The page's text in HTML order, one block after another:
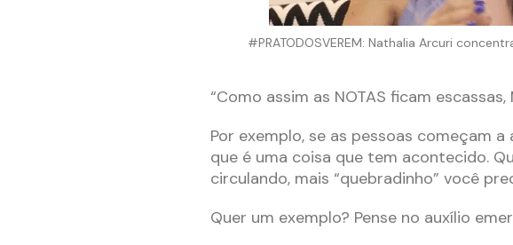
#PRATODOSVEREM: Nathalia Arcuri
“Como assim as NOTAS ficam escassas,
Por exemplo, se as pessoas começam
que é uma coisa que tem acontecido.
circulando, mais “quebradinho” você
Quer um exemplo? Pense no auxílio